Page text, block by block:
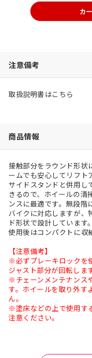
カ
注意備考
取扱説明書はこちら
商品情報
接触部分をラウンド形状
ームでも安心してリフト
サイドスタンドと併用し
きるので、ホイールの清
ンスに最適です。無段階
バイクに対応しますが、
ド形状で設計しています。
使用後はコンパクトに収
【注意備考】
※必ずブレーキロックを
ジャスト部分が回転します
※チェーンメンテナンス
す。ホイールを取り外す
ん。
※塗床などの上で使用す
注意ください。